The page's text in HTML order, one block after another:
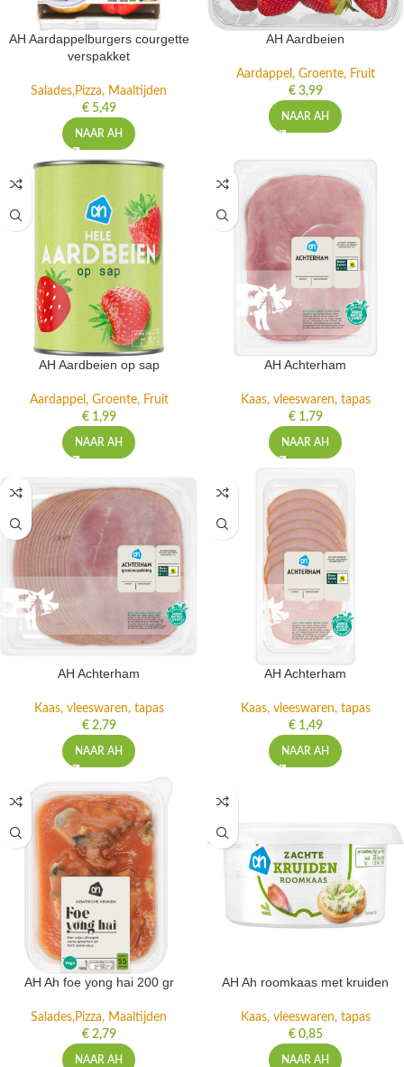
AH Aardappelburgers courgette
verspakket
Salades,Pizza, Maaltijden
€5,49
NAAR AH
AH Aardbeien
Aardappel, Groente, Fruit
€3,99
NAAR AH
AH Aardbeien op sap
Aardappel, Groente, Fruit
€1,99
NAAR AH
AH Achterham
Kaas, vleeswaren, tapas
€1,79
NAAR AH
AH Achterham
Kaas, vleeswaren, tapas
€2,79
NAAR AH
AH Achterham
Kaas, vleeswaren, tapas
€1,49
NAAR AH
AH Ah foe yong hai 200 gr
Salades,Pizza, Maaltijden
€2,79
NAAR AH
AH Ah roomkaas met kruiden
Kaas, vleeswaren, tapas
€0,85
NAAR AH